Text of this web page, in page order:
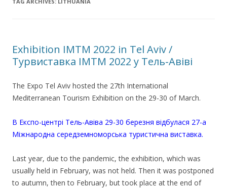
Exhibition IMTM 2022 in Tel Aviv /
Турвиставка IMTM 2022 у Тель-Авіві
The Expo Tel Aviv hosted the 27th International
Mediterranean Tourism Exhibition on the 29-30 of March.
В Експо-центрі Тель-Авіва 29-30 березня відбулася 27-а
Міжнародна середземноморська туристична виставка.
Last year, due to the pandemic, the exhibition, which was
usually held in February, was not held. Then it was postponed
to autumn, then to February, but took place at the end of